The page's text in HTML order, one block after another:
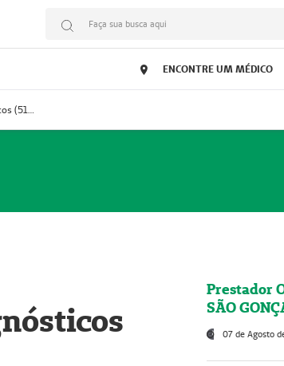
Faça sua busca aqui
ENCONTRE UM MÉDICO
Prestador Medlife Consultas e Diagnósticos (51004334-2)
Prestador
SÃO
07 de Agosto